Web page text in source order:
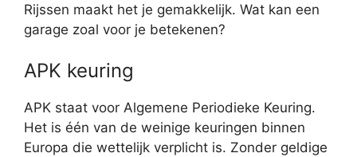
Rijssen maakt het je gemakkelijk. Wat kan een
garage zoal voor je betekenen?
APK keuring
APK staat voor Algemene Periodieke Keuring.
Het is één van de weinige keuringen binnen
Europa die wettelijk verplicht is. Zonder geldige